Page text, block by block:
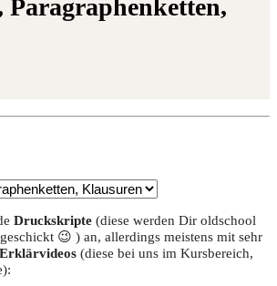
Druckskrip­te (die­se wer­den Dir old­school
😉 ) an, aller­dings meis­tens mit sehr
(die­se bei uns im Kurs­be­reich,